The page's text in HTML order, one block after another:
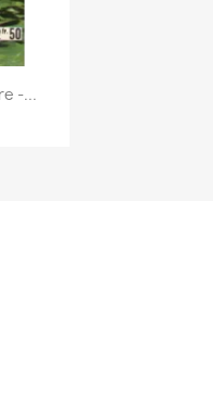
-...